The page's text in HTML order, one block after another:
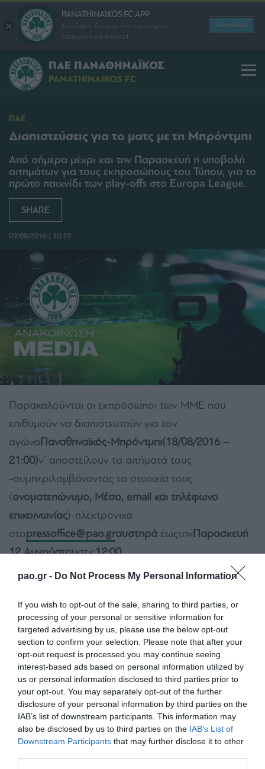
pao.gr - Do Not Process My Personal Information
If you wish to opt-out of the sale, sharing to third parties, or
processing of your personal or sensitive information for
targeted advertising by us, please use the below opt-out
section to confirm your selection. Please note that after your
opt-out request is processed you may continue seeing
interest-based ads based on personal information utilized by
us or personal information disclosed to third parties prior to
your opt-out. You may separately opt-out of the further
disclosure of your personal information by third parties on the
IAB’s list of downstream participants. This information may
also be disclosed by us to third parties on the IAB’s List of
Downstream Participants that may further disclose it to other
PANATHINAIKOS FC APP
Κατεβάστε δωρεάν την ανανεωμένη
εφαρμογή για Android
Download
ΠΑΕ ΠΑΝΑΘΗΝΑΪΚΟΣ
PANATHINAIKOS FC
ΠΑΕ
Διαπιστεύσεις για το ματς με τη Μπρόντμπι
Από σήμερα μέχρι και την Παρασκευή η υποβολή
αιτημάτων για τους εκπροσώπους του Τύπου, για το
πρώτο παιχνίδι των play-offs στο Europa League.
SHARE
09/08/2016 | 10:19
Παρακαλούνται οι εκπρόσωποι των ΜΜΕ που
επιθυμούν να διαπιστευτούν για τον
αγώνα Παναθηναϊκός-Μπρόντμπι(18/08/2016 –
21:00)ν’ αποστείλουν τα αιτήματά τους
-συμπεριλαμβάνοντας τα στοιχεία τους
(ονοματεπώνυμο, Μέσο, email και τηλέφωνο
επικοινωνίας)-ηλεκτρονικά
στοpressoffice@pao.grαυστηρά έωςτην Παρασκευή
12 Αυγούστουστις12:00.
ΑΙΤΗΜΑΤΑ ΜΕΤΑ ΤΗΝ ΠΡΟΚΑΘΟΡΙΣΜΕΝΗ
Παρακαλούμε τα αιτήματα που αποστέλλονται από
κάθε μέσο να είναι συγκεντρωτικά.
Οι διαπιστεύσεις που δικαιούται κάθε Μέσο -και
πάντοτε σε συνάρτηση με την διαθεσιμότητα που
υπάρχει- έχουν ως εξής:
Αθλητικές εφημερίδες: έως 3*
Ραδιοφωνικοί σταθμοί που μεταδίδουν τον αγώνα